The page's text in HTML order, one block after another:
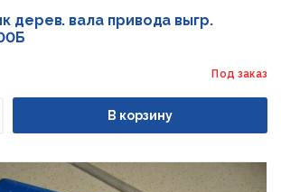
дерев. вала привода выгр.
Под заказ
В корзину